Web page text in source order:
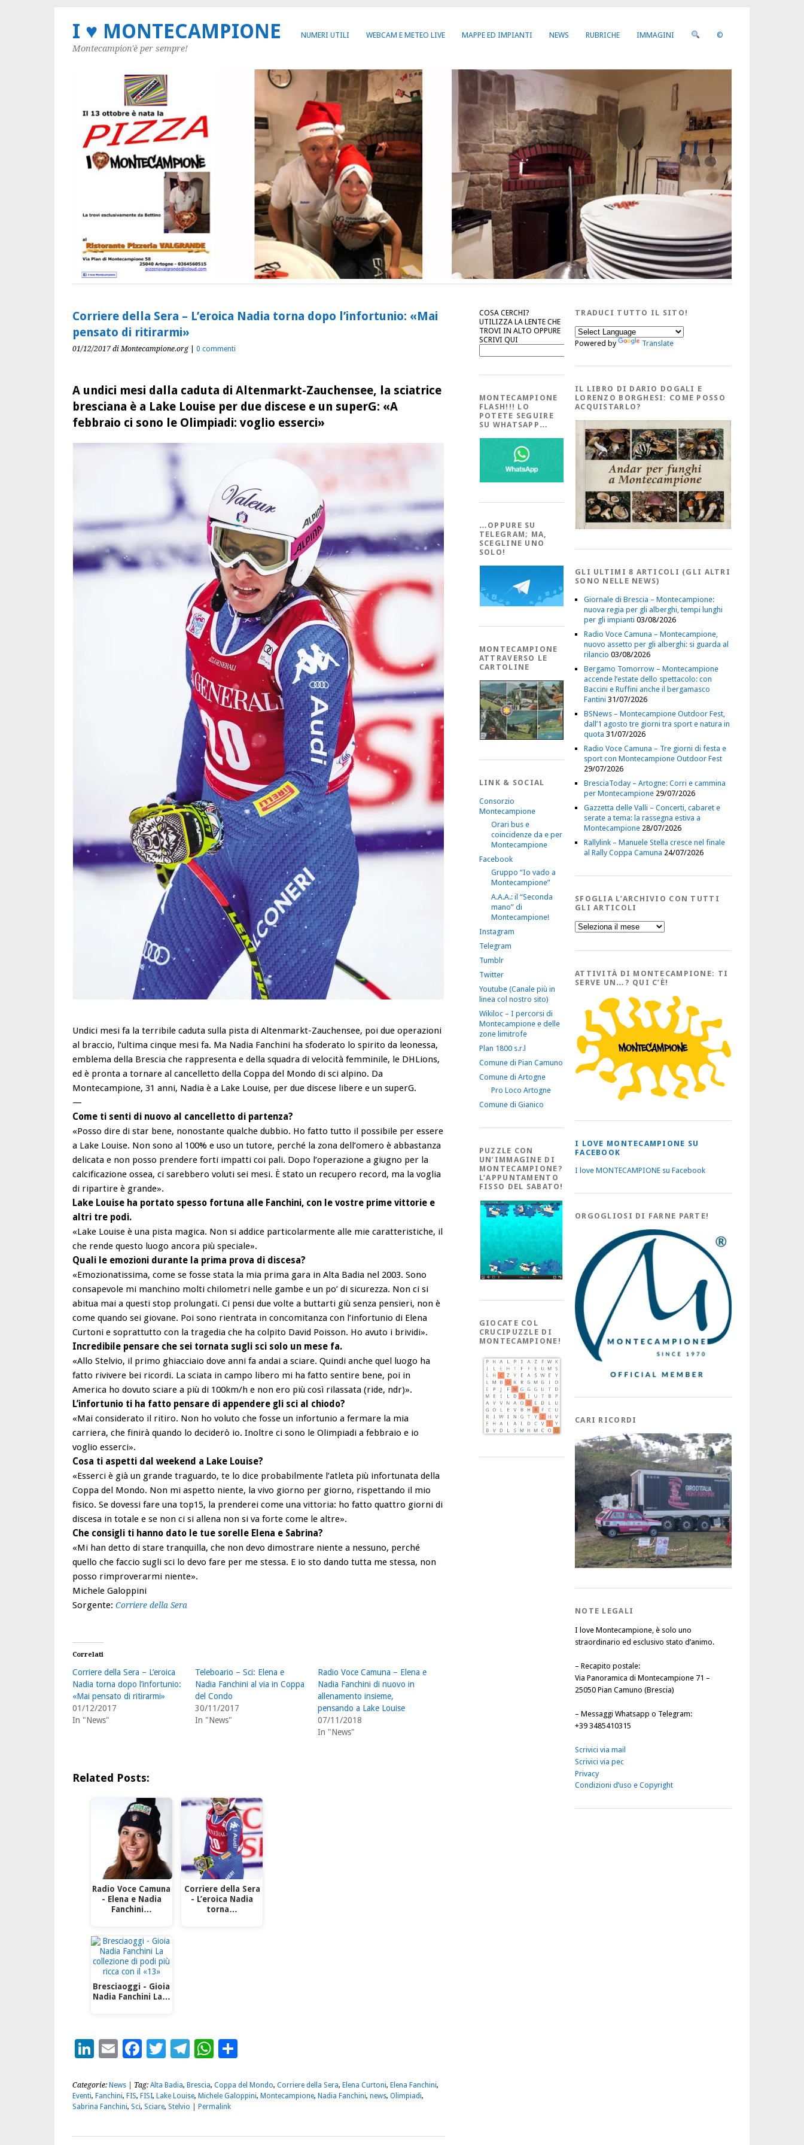
NUMERI UTILI WEBCAM E METEO LIVE MAPPE ED IMPIANTI NEWS RUBRICHE IMMAGINI ©
I ♥ MONTECAMPIONE
Montecampion'è per sempre!
Corriere della Sera – L’eroica Nadia torna dopo l’infortunio: «Mai
pensato di ritirarmi»
01/12/2017 di Montecampione.org| 0 commenti
A undici mesi dalla caduta di Altenmarkt-Zauchensee, la sciatrice
bresciana è a Lake Louise per due discese e un superG: «A
febbraio ci sono le Olimpiadi: voglio esserci»
Undici mesi fa la terribile caduta sulla pista di Altenmarkt-Zauchensee, poi due operazioni
al braccio, l’ultima cinque mesi fa. Ma Nadia Fanchini ha sfoderato lo spirito da leonessa,
emblema della Brescia che rappresenta e della squadra di velocità femminile, le DHLions,
ed è pronta a tornare al cancelletto della Coppa del Mondo di sci alpino. Da
Montecampione, 31 anni, Nadia è a Lake Louise, per due discese libere e un superG.
—
Come ti senti di nuovo al cancelletto di partenza?
«Posso dire di star bene, nonostante qualche dubbio. Ho fatto tutto il possibile per essere
a Lake Louise. Non sono al 100% e uso un tutore, perché la zona dell’omero è abbastanza
delicata e non posso prendere forti impatti coi pali. Dopo l’operazione a giugno per la
calcificazione ossea, ci sarebbero voluti sei mesi. È stato un recupero record, ma la voglia
di ripartire è grande».
Lake Louise ha portato spesso fortuna alle Fanchini, con le vostre prime vittorie e
altri tre podi.
«Lake Louise è una pista magica. Non si addice particolarmente alle mie caratteristiche, il
che rende questo luogo ancora più speciale».
Quali le emozioni durante la prima prova di discesa?
«Emozionatissima, come se fosse stata la mia prima gara in Alta Badia nel 2003. Sono
consapevole mi manchino molti chilometri nelle gambe e un po’ di sicurezza. Non ci si
abitua mai a questi stop prolungati. Ci pensi due volte a buttarti giù senza pensieri, non è
come quando sei giovane. Poi sono rientrata in concomitanza con l’infortunio di Elena
Curtoni e soprattutto con la tragedia che ha colpito David Poisson. Ho avuto i brividi».
Incredibile pensare che sei tornata sugli sci solo un mese fa.
«Allo Stelvio, il primo ghiacciaio dove anni fa andai a sciare. Quindi anche quel luogo ha
fatto rivivere bei ricordi. La sciata in campo libero mi ha fatto sentire bene, poi in
America ho dovuto sciare a più di 100km/h e non ero più così rilassata (ride, ndr)».
L’infortunio ti ha fatto pensare di appendere gli sci al chiodo?
«Mai considerato il ritiro. Non ho voluto che fosse un infortunio a fermare la mia
carriera, che finirà quando lo deciderò io. Inoltre ci sono le Olimpiadi a febbraio e io
voglio esserci».
Cosa ti aspetti dal weekend a Lake Louise?
«Esserci è già un grande traguardo, te lo dice probabilmente l’atleta più infortunata della
Coppa del Mondo. Non mi aspetto niente, la vivo giorno per giorno, rispettando il mio
fisico. Se dovessi fare una top15, la prenderei come una vittoria: ho fatto quattro giorni di
discesa in totale e se non ci si allena non si va forte come le altre».
Che consigli ti hanno dato le tue sorelle Elena e Sabrina?
«Mi han detto di stare tranquilla, che non devo dimostrare niente a nessuno, perché
quello che faccio sugli sci lo devo fare per me stessa. E io sto dando tutta me stessa, non
posso rimproverarmi niente».
Michele Galoppini
Sorgente: Corriere della Sera
Correlati
Corriere della Sera – L’eroica
Nadia torna dopo l’infortunio:
«Mai pensato di ritirarmi»
01/12/2017
In "News"
Teleboario – Sci: Elena e
Nadia Fanchini al via in Coppa
del Condo
30/11/2017
In "News"
Radio Voce Camuna – Elena e
Nadia Fanchini di nuovo in
allenamento insieme,
pensando a Lake Louise
07/11/2018
In "News"
Related Posts:
Radio Voce Camuna
- Elena e Nadia
Fanchini…
Bresciaoggi - Gioia
Nadia Fanchini La…
Corriere della Sera
- L’eroica Nadia
torna…
LinkedIn
EmailFacebook
Twitter
Telegram
WhatsApp
Categorie: News | Tag: Alta Badia, Brescia, Coppa del Mondo, Corriere della Sera, Elena Curtoni, Elena Fanchini,
Eventi, Fanchini, FIS, FISI, Lake Louise, Michele Galoppini, Montecampione, Nadia Fanchini, news, Olimpiadi,
Sabrina Fanchini, Sci, Sciare, Stelvio Permalink
COSA CERCHI?
UTILIZZA LA LENTE CHE
TROVI IN ALTO OPPURE
SCRIVI QUI
Cerca
MONTECAMPIONE
FLASH!!! LO
POTETE SEGUIRE
SU WHATSAPP…
…OPPURE SU
TELEGRAM; MA,
SCEGLINE UNO
SOLO!
MONTECAMPIONE
ATTRAVERSO LE
CARTOLINE
LINK & SOCIAL
Consorzio
Montecampione
Orari bus e
coincidenze da e per
Montecampione
Facebook
Gruppo “Io vado a
Montecampione”
A.A.A.: il “Seconda
mano” di
Montecampione!
Instagram
Telegram
Tumblr
Twitter
Youtube (Canale più in
linea col nostro sito)
Wikiloc – I percorsi di
Montecampione e delle
zone limitrofe
Plan 1800 s.r.l
Comune di Pian Camuno
Comune di Artogne
Pro Loco Artogne
Comune di Gianico
PUZZLE CON
UN’IMMAGINE DI
MONTECAMPIONE?
L’APPUNTAMENTO
FISSO DEL SABATO!
GIOCATE COL
CRUCIPUZZLE DI
MONTECAMPIONE!
TRADUCI TUTTO IL SITO!
Powered by Translate
IL LIBRO DI DARIO DOGALI E
LORENZO BORGHESI: COME POSSO
ACQUISTARLO?
GLI ULTIMI 8 ARTICOLI (GLI ALTRI
SONO NELLE NEWS)
Giornale di Brescia – Montecampione:
nuova regia per gli alberghi, tempi lunghi
per gli impianti 03/08/2026
Radio Voce Camuna – Montecampione,
nuovo assetto per gli alberghi: si guarda al
rilancio 03/08/2026
Bergamo Tomorrow – Montecampione
accende l’estate dello spettacolo: con
Baccini e Ruffini anche il bergamasco
Fantini 31/07/2026
BSNews – Montecampione Outdoor Fest,
dall’1 agosto tre giorni tra sport e natura in
quota 31/07/2026
Radio Voce Camuna – Tre giorni di festa e
sport con Montecampione Outdoor Fest
29/07/2026
BresciaToday – Artogne: Corri e cammina
per Montecampione 29/07/2026
Gazzetta delle Valli – Concerti, cabaret e
serate a tema: la rassegna estiva a
Montecampione 28/07/2026
Rallylink – Manuele Stella cresce nel finale
al Rally Coppa Camuna 24/07/2026
SFOGLIA L’ARCHIVIO CON TUTTI
GLI ARTICOLI
Sfoglia
l’Archivio
tutti
Articoli
ATTIVITÀ DI MONTECAMPIONE: TI
SERVE UN…? QUI C’È!
I LOVE MONTECAMPIONE SU
FACEBOOK
I love MONTECAMPIONE su Facebook
ORGOGLIOSI DI FARNE PARTE!
CARI RICORDI
NOTE LEGALI
I love Montecampione, è solo uno
straordinario ed esclusivo stato d’animo.
– Recapito postale:
Via Panoramica di Montecampione 71 –
25050 Pian Camuno (Brescia)
– Messaggi Whatsapp o Telegram:
+39 3485410315
Scrivici via mail
Scrivici via pec
Privacy
Condizioni d’uso e Copyright